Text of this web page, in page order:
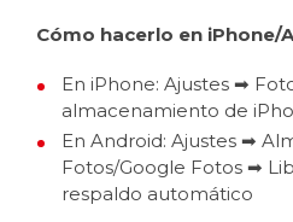
Cómo hacerlo en iPhone/
En iPhone: Ajustes ➡
almacenamiento de
En Android: Ajustes ➡
Fotos/Google Fotos ➡
respaldo automático